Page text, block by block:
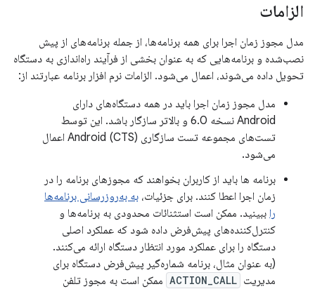
الزامات
مدل مجوز زمان اجرا برای همه برنامه‌ها، از جمله برنامه‌های از پیش
نصب‌شده و برنامه‌هایی که به عنوان بخشی از فرآیند راه‌اندازی به دستگاه
تحویل داده می‌شوند، اعمال می‌شود. الزامات نرم افزار برنامه عبارتند از:
مدل مجوز زمان اجرا باید در همه دستگاه‌های دارای
Android نسخه 6.0 و بالاتر سازگار باشد. این توسط
تست‌های مجموعه تست سازگاری Android (CTS) اعمال
می‌شود.
برنامه ها باید از کاربران بخواهند که مجوزهای برنامه را در
زمان اجرا اعطا کنند. برای جزئیات، به به‌روزرسانی برنامه‌ها
را ببینید. ممکن است استثنائات محدودی به برنامه‌ها و
کنترل‌کننده‌های پیش‌فرض داده شود که عملکرد اصلی
دستگاه را برای عملکرد مورد انتظار دستگاه ارائه می‌کنند.
(به عنوان مثال، برنامه شماره‌گیر پیش‌فرض دستگاه برای
مدیریت ACTION_CALL ممکن است به مجوز تلفن